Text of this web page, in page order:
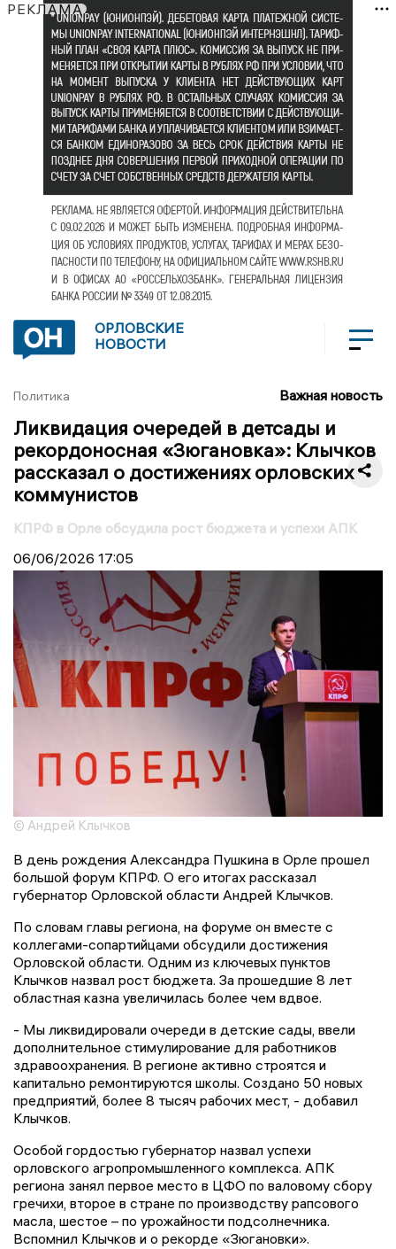
РЕКЛАМА
ОРЛОВСКИЕ
НОВОСТИ
Политика Важная новость
Ликвидация очередей в детсады и
рекордоносная «Зюгановка»: Клычков
рассказал о достижениях орловских
коммунистов
КПРФ в Орле обсудила рост бюджета и успехи АПК
06/06/2026 17:05
© Андрей Клычков
В день рождения Александра Пушкина в Орле прошел
большой форум КПРФ. О его итогах рассказал
губернатор Орловской области Андрей Клычков.
По словам главы региона, на форуме он вместе с
коллегами-сопартийцами обсудили достижения
Орловской области. Одним из ключевых пунктов
Клычков назвал рост бюджета. За прошедшие 8 лет
областная казна увеличилась более чем вдвое.
- Мы ликвидировали очереди в детские сады, ввели
дополнительное стимулирование для работников
здравоохранения. В регионе активно строятся и
капитально ремонтируются школы. Создано 50 новых
предприятий, более 8 тысяч рабочих мест, - добавил
Клычков.
Особой гордостью губернатор назвал успехи
орловского агропромышленного комплекса. АПК
региона занял первое место в ЦФО по валовому сбору
гречихи, второе в стране по производству рапсового
масла, шестое – по урожайности подсолнечника.
Вспомнил Клычков и о рекорде «Зюгановки».